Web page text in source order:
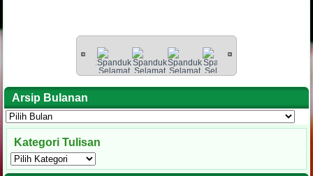
Arsip Bulanan
Arsip
Bulanan
Kategori Tulisan
Kategori
Tulisan